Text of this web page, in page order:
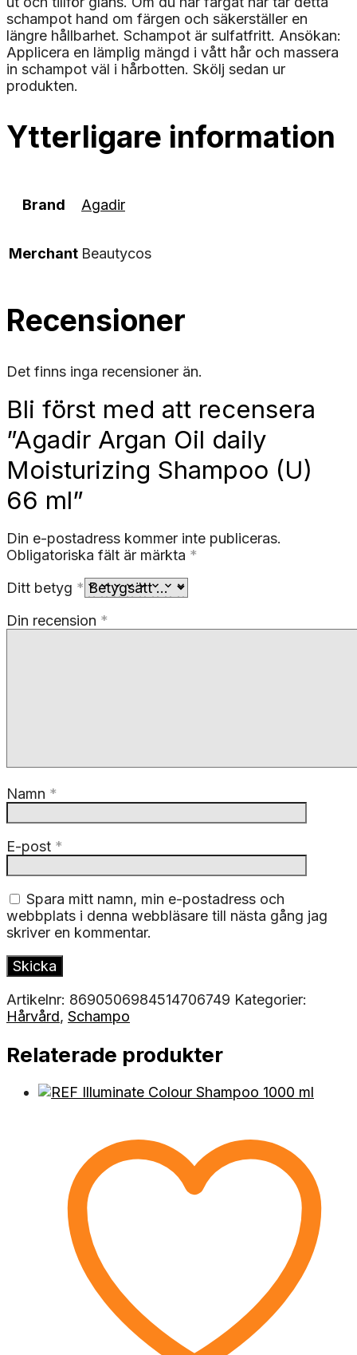
schampot hand om färgen och säkerställer en
längre hållbarhet. Schampot är sulfatfritt. Ansökan:
Applicera en lämplig mängd i vått hår och massera
in schampot väl i hårbotten. Skölj sedan ur
produkten.
Ytterligare information
Brand Agadir
Merchant Beautycos
Recensioner
Det finns inga recensioner än.
Bli först med att recensera
”Agadir Argan Oil daily
Moisturizing Shampoo (U)
66 ml”
Din e-postadress kommer inte publiceras.
Obligatoriska fält är märkta *
Ditt betyg *
Din recension *
Namn *
E-post *
Spara mitt namn, min e-postadress och
webbplats i denna webbläsare till nästa gång jag
skriver en kommentar.
Artikelnr: 8690506984514706749 Kategorier:
Hårvård, Schampo
Relaterade produkter